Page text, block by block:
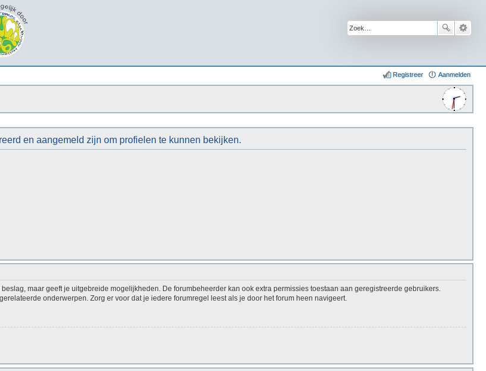
Aanmelden
Registreer
en aangemeld zijn om profielen te kunnen bekijken.
maar geeft je uitgebreide mogelijkheden. De forumbeheerder kan ook extra permissies toestaan aan geregistreerde gebruikers.
onderwerpen. Zorg er voor dat je iedere forumregel leest als je door het forum heen navigeert.